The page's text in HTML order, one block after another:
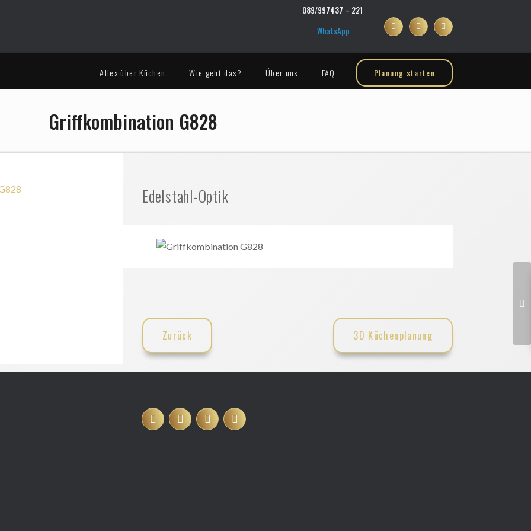
089/997437 – 221
WhatsApp
Alles über Küchen Wie geht das? Über uns FAQ Planung starten
Griffkombination G828
Edelstahl-Optik
Zurück 3D Küchenplanung